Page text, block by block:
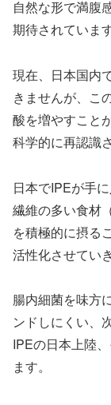
自然な形で満腹
期待されています
現在、日本国内
きませんが、こ
酸を増やすこと
科学的に再認識
日本でIPEが手
繊維の多い食材
を積極的に摂る
活性化させてい
腸内細菌を味方
ンドしにくい、
IPEの日本上陸
ます。